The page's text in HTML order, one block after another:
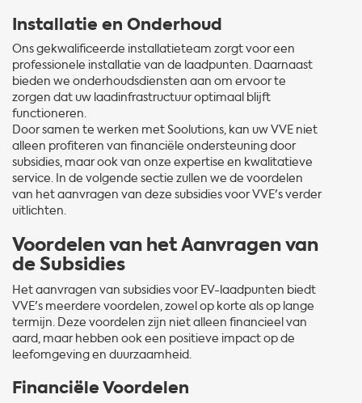
Installatie en Onderhoud
Ons gekwalificeerde installatieteam zorgt voor een
professionele installatie van de laadpunten. Daarnaast
bieden we onderhoudsdiensten aan om ervoor te
zorgen dat uw laadinfrastructuur optimaal blijft
functioneren.
Door samen te werken met Soolutions, kan uw VVE niet
alleen profiteren van financiële ondersteuning door
subsidies, maar ook van onze expertise en kwalitatieve
service. In de volgende sectie zullen we de voordelen
van het aanvragen van deze subsidies voor VVE's verder
uitlichten.
Voordelen van het Aanvragen van
de Subsidies
Het aanvragen van subsidies voor EV-laadpunten biedt
VVE's meerdere voordelen, zowel op korte als op lange
termijn. Deze voordelen zijn niet alleen financieel van
aard, maar hebben ook een positieve impact op de
leefomgeving en duurzaamheid.
Financiële Voordelen